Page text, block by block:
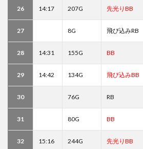
26 14:17 207G 先光りBB
27 8G 飛び込みRB
28 14:31 155G BB
29 14:42 134G 飛び込みBB
30 76G RB
31 80G BB
32 15:16 244G 先光りBB